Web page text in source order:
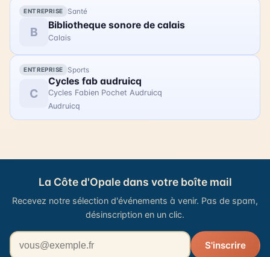
la communauté de Grand-Fort-Philippe.
ENTREPRISE Santé
B Bibliotheque sonore de calais
Calais
ENTREPRISE Sports
C
Cycles fab audruicq
Cycles Fabien Pochet Audruicq
Audruicq
La Côte d'Opale dans votre boîte mail
Recevez notre sélection d'événements à venir. Pas de spam,
désinscription en un clic.
Votre adresse email
S'inscrire